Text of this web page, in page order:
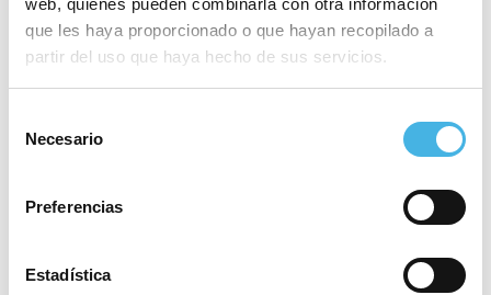
web, quienes pueden combinarla con otra información
que les haya proporcionado o que hayan recopilado a
partir del uso que haya hecho de sus servicios.
Necesario
Preferencias
Estadística
El ejemplo de Alba Sánchez
contexto escolar por entender que se trataba
“de
cesó en su esfuerzo y, tiempo más tarde, a los 25,
había participado en Europeos y Mundiales. Hoy,